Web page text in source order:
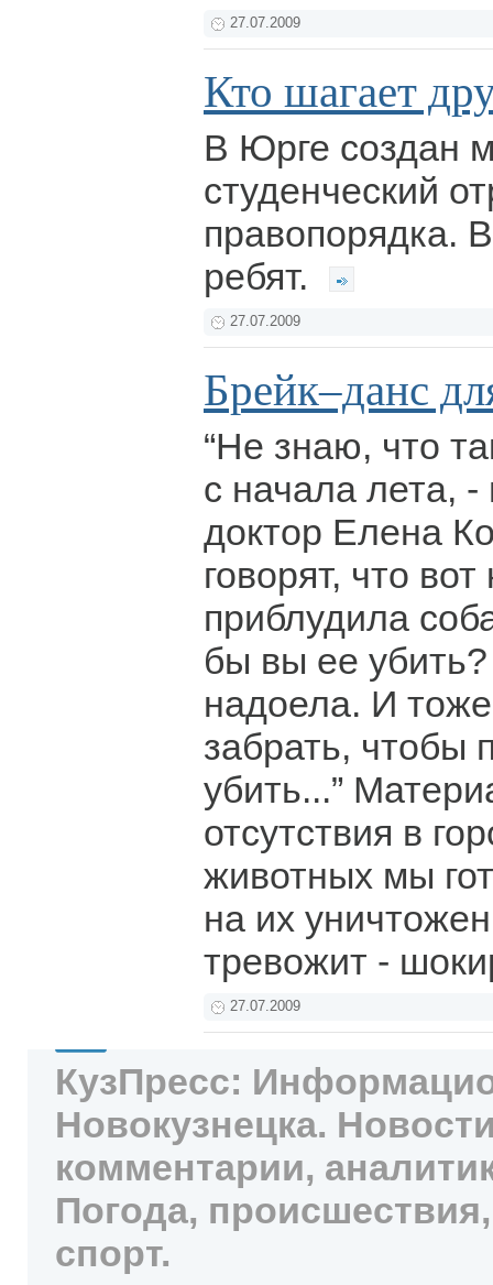
27.07.2009
Кто шагает
В Юрге создан
студенческий
правопорядка.
ребят.
27.07.2009
Брейк–данс
“Не знаю, что
с начала лета, -
доктор Елена
говорят, что
приблудила
бы вы ее
надоела. И
забрать, чтобы
убить...”
отсутствия в
животных мы
на их
тревожит -
27.07.2009
КузПресс:
Новокузнецка.
комментарии,
Погода,
спорт.